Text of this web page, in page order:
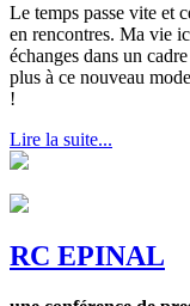
Le temps passe vite et
en rencontres. Ma vie
échanges dans un
plus à ce nouveau
!
Lire la suite...
RC EPINAL